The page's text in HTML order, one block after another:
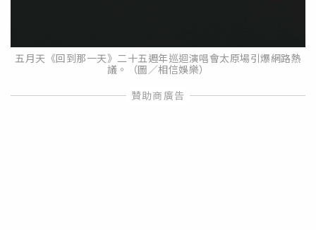
五月天《回到那一天》二十五週年巡迴演唱會太原場引爆網路熱
議。（圖／相信娛樂）